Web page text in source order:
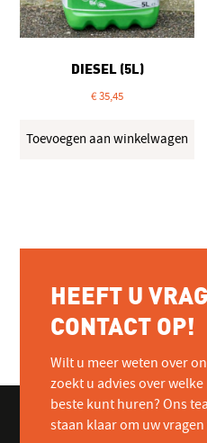
DIESEL (5L)
€35,45
Toevoegen aan winkelwagen
HEEFT U
CONTACT OP!
Wilt u meer weten over
zoekt u advies over
beste kunt huren? Ons
staan klaar om uw